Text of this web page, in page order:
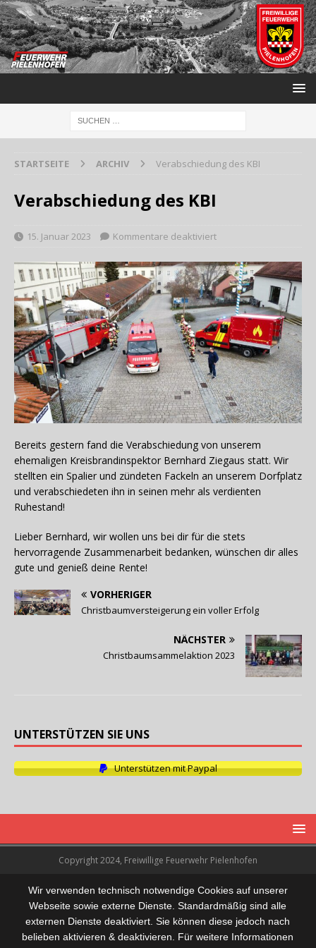
STARTSEITE ARCHIV Verabschiedung des KBI
Verabschiedung des KBI
15. Januar 2023 Kommentare deaktiviert
Bereits gestern fand die Verabschiedung von unserem
ehemaligen Kreisbrandinspektor Bernhard Ziegaus statt. Wir
stellten ein Spalier und zündeten Fackeln an unserem Dorfplatz
und verabschiedeten ihn in seinen mehr als verdienten
Ruhestand!
Lieber Bernhard, wir wollen uns bei dir für die stets
hervorragende Zusammenarbeit bedanken, wünschen dir alles
gute und genieß deine Rente!
VORHERIGER
Christbaumversteigerung ein voller Erfolg
NÄCHSTER
Christbaumsammelaktion 2023
UNTERSTÜTZEN SIE UNS
Unterstützen mit Paypal
Copyright 2024, Freiwillige Feuerwehr Pielenhofen
Wir verwenden technisch notwendige Cookies auf unserer
Webseite sowie externe Dienste. Standardmäßig sind alle
externen Dienste deaktiviert. Sie können diese jedoch nach
belieben aktivieren & deaktivieren. Für weitere Informationen